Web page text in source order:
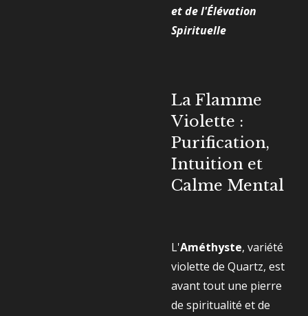
et de l'Élévation
Spirituelle
La Flamme
Violette :
Purification,
Intuition et
Calme Mental
L'Améthyste, variété
violette de Quartz, est
avant tout une pierre
de spiritualité et de